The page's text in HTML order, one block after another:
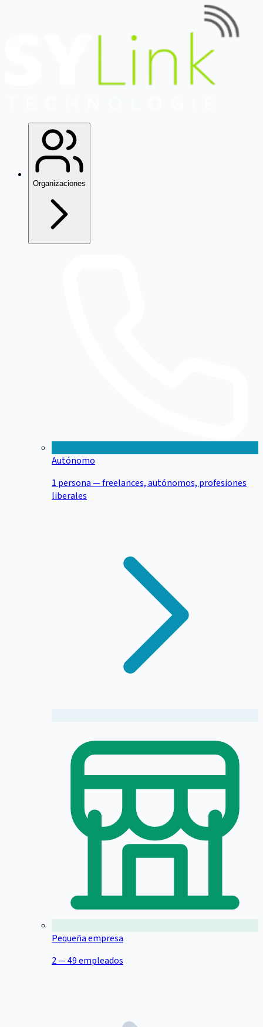
Organizaciones
Autónomo
1 persona — freelances, autónomos, profesiones
liberales
Pequeña empresa
2 — 49 empleados